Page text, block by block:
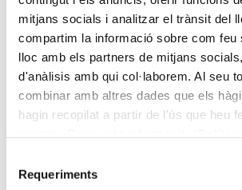
mitjans socials i analitzar el trànsit del
compartim la informació sobre com feu
lloc amb els partners de mitjans
d'anàlisis amb qui col·laborem. Al seu
combinar amb altres dades que els
hagin recopilat a partir de l'ús que heu
Requeriments
8 ECTS (80 h)
Impartició:
virtual
Idiomes en que s'imparteix:
Anglès, Castellà